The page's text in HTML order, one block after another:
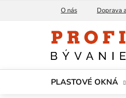
O nás Doprava
PLASTOVÉ OKNÁ